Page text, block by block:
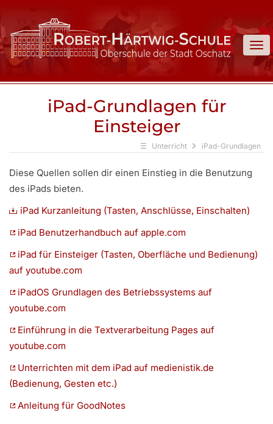
iPad-Grundlagen für
Einsteiger
Unterricht iPad-Grundlagen
Diese Quellen sollen dir einen Einstieg in die Benutzung
des iPads bieten.
iPad Kurzanleitung (Tasten, Anschlüsse, Einschalten)
iPad Benutzerhandbuch auf apple.com
iPad für Einsteiger (Tasten, Oberfläche und Bedienung)
auf youtube.com
iPadOS Grundlagen des Betriebssystems auf
youtube.com
Einführung in die Textverarbeitung Pages auf
youtube.com
Unterrichten mit dem iPad auf medienistik.de
(Bedienung, Gesten etc.)
Anleitung für GoodNotes